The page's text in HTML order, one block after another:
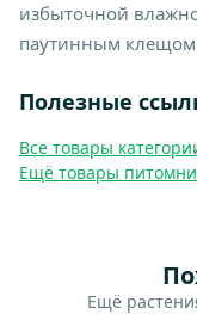
избыточной
паутинным
Полезные
Все товары
Ещё товары
Ещё